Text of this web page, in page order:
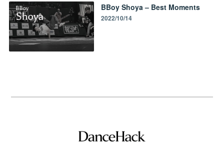
BBoy Shoya – Best Moments
2022/10/14